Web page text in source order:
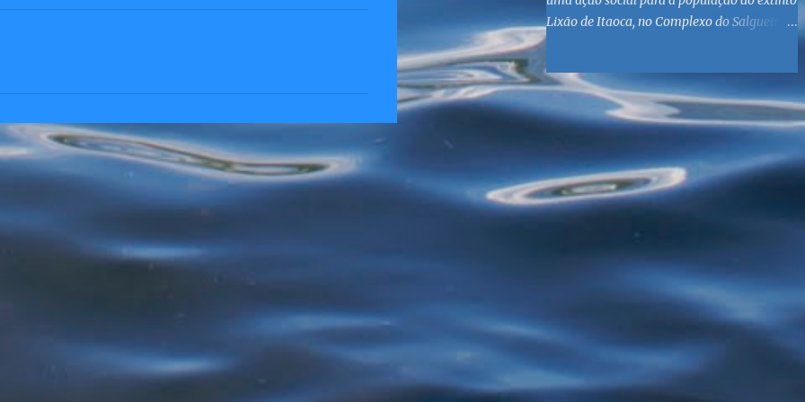
Lixão de Itaoca, no Complexo do Salgueiro,
catadores locais, como comida e material
higiênico, além de atendimento médico. O
Fórum Local espera contar com a
participação de ONGs locais e da população
do município. Aos interessados em
participar, basta se dirigir à Rua Dr.
Feliciano Sodré 82, Sala 104 – Centro, no
informações também podem ser obtidas
pelo telefone (21) 3474-1004 e pelo e-mail
agenda21sg@r7.com . O Lixão do Salgueiro
foi fechado em fevereiro por determinação
do Governo Federal, que está instituindo o
fim de lixões no Brasil até 2014. Os
habitantes da região que viviam do lixo há